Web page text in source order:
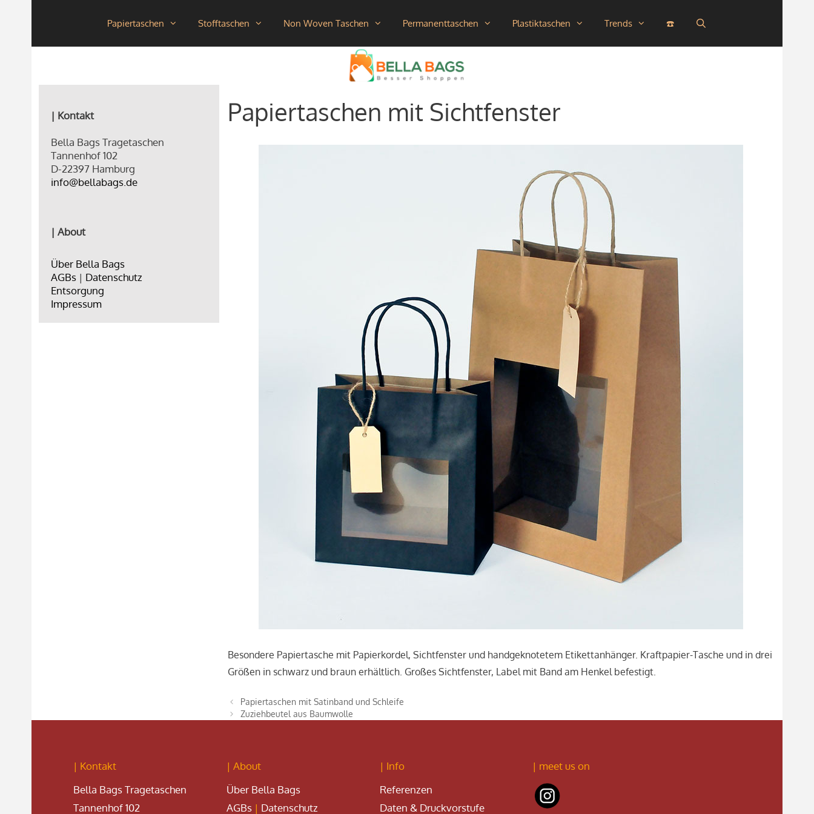
Papiertaschen Stofftaschen Non Woven Taschen Permanenttaschen Plastiktaschen Trends ☎️
Papiertaschen mit Sichtfenster
Besondere Papiertasche mit Papierkordel, Sichtfenster und handgeknotetem Etikettanhänger. Kraftpapier-Tasche und in drei
Größen in schwarz und braun erhältlich. Großes Sichtfenster, Label mit Band am Henkel befestigt.
Papiertaschen mit Satinband und Schleife
Zuziehbeutel aus Baumwolle
| Kontakt
Bella Bags Tragetaschen
Tannenhof 102
D-22397 Hamburg
info@bellabags.de
| About
Über Bella Bags
AGBs | Datenschutz
Entsorgung
Impressum
| Kontakt
Bella Bags Tragetaschen
Tannenhof 102
| About
Über Bella Bags
AGBs| Datenschutz
| Info
Referenzen
Daten & Druckvorstufe
| meet us on